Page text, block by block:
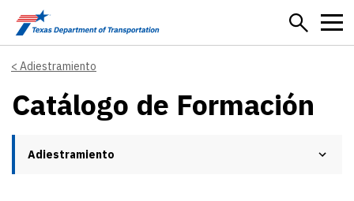
Skip to main content
Adiestramiento
Catálogo de Formación
Adiestramiento